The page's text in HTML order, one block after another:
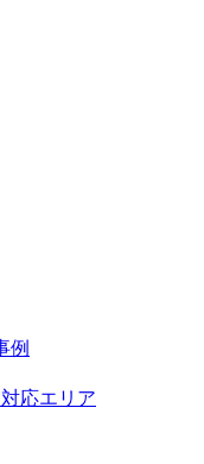
例
応エリア